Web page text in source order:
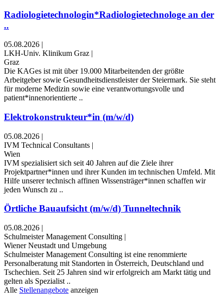
Radiologietechnologin*Radiologietechnologe an der
..
05.08.2026 |
LKH-Univ. Klinikum Graz |
Graz
Die KAGes ist mit über 19.000 Mitarbeitenden der größte
Arbeitgeber sowie Gesundheitsdienstleister der Steiermark. Sie steht
für moderne Medizin sowie eine verantwortungsvolle und
patient*innenorientierte ..
Elektrokonstrukteur*in (m/w/d)
05.08.2026 |
IVM Technical Consultants |
Wien
IVM spezialisiert sich seit 40 Jahren auf die Ziele ihrer
Projektpartner*innen und ihrer Kunden im technischen Umfeld. Mit
Hilfe unserer technisch affinen Wissensträger*innen schaffen wir
jeden Wunsch zu ..
Örtliche Bauaufsicht (m/w/d) Tunneltechnik
05.08.2026 |
Schulmeister Management Consulting |
Wiener Neustadt und Umgebung
Schulmeister Management Consulting ist eine renommierte
Personalberatung mit Standorten in Österreich, Deutschland und
Tschechien. Seit 25 Jahren sind wir erfolgreich am Markt tätig und
gelten als Spezialist ..
Alle Stellenangebote anzeigen